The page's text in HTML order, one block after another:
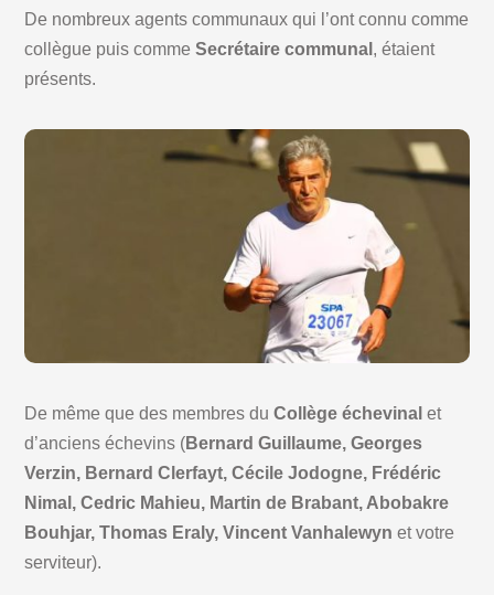
De nombreux agents communaux qui l’ont connu comme
collègue puis commeSecrétaire communal , étaient
présents.
De même que des membres duCollège échevinal et
d’anciens échevins (Bernard Guillaume, Georges
Verzin, Bernard Clerfayt, Cécile Jodogne, Frédéric
Nimal, Cedric Mahieu, Martin de Brabant, Abobakre
Bouhjar, Thomas Eraly, Vincent Vanhalewyn et votre
serviteur).